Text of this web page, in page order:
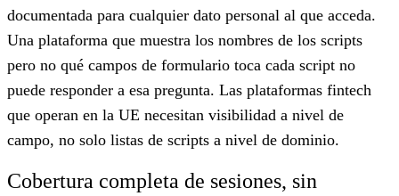
documentada para cualquier dato personal al que acceda.
Una plataforma que muestra los nombres de los scripts
pero no qué campos de formulario toca cada script no
puede responder a esa pregunta. Las plataformas fintech
que operan en la UE necesitan visibilidad a nivel de
campo, no solo listas de scripts a nivel de dominio.
Cobertura completa de sesiones, sin